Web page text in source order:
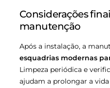
Considerações
manutenção
Após a instalação, a
esquadrias modernas
Limpeza periódica e
ajudam a prolongar a